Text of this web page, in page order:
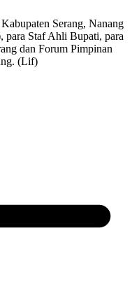
Serang, Nanang
para Staf Ahli Bupati, para
dan Forum Pimpinan
(Lif)